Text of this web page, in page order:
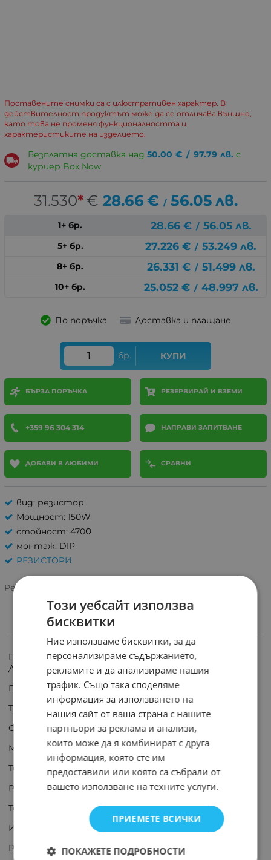
Поставените снимки са с илюстративен характер. В
действителност продуктът може да се отличава външно,
като това не променя функционалността и
характеристиките на изделието.
Безплатна доставка над 50.00 € / 97.79 лв. с
куриер Box Now
31.530*€ 28.66 € / 56.05 лв.
1+ бр. 28.66 € / 56.05 лв.
5+ бр. 27.226 € / 53.249 лв.
8+ бр. 26.331 € / 51.499 лв.
10+ бр. 25.052 € / 48.997 лв.
По поръчка Доставка и плащане
бр. КУПИ
БЪРЗА ПОРЪЧКА РЕЗЕРВИРАЙ И ВЗЕМИ
+359 96 304 314 НАПРАВИ ЗАПИТВАНЕ
ДОБАВИ В ЛЮБИМИ СРАВНИ
вид: резистор
Мощност: 150W
стойност: 470Ω
монтаж: DIP
РЕЗИСТОРИ
Рейтинг:
ИНФОРМАЦИЯ
ПРОДУКТА СЕ ДОСТАВЯ В РАМКИТЕ НА 5 РАБОТНИ
ДНИ!
Производител: SR PASSIVES
Тип резистор: жичен
Съпротивление: 470Ω
Мощност: 150W
Толеранс: ±5%
Размери на корпуса: Ø28x206mm
Температурен коефициент: 200ppm/°C
Изводи: с отвор
Растер между монтажните отвори: 230mm
Този уебсайт използва
бисквитки
Ние използваме бисквитки, за да
персонализираме съдържанието,
рекламите и да анализираме нашия
трафик. Също така споделяме
информация за използването на
нашия сайт от ваша страна с нашите
партньори за реклама и анализи,
които може да я комбинират с друга
информация, която сте им
предоставили или която са събрали от
вашето използване на техните услуги.
ПРИЕМЕТЕ ВСИЧКИ
ПОКАЖЕТЕ ПОДРОБНОСТИ